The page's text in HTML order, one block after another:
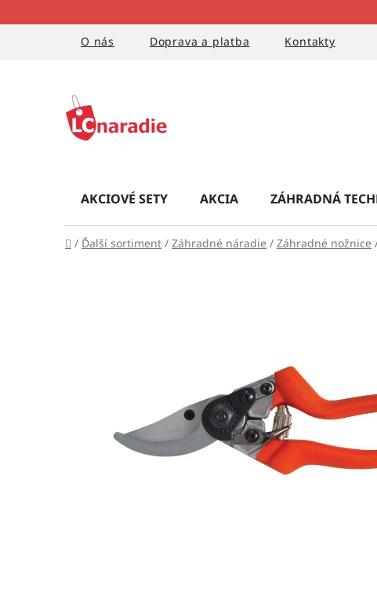
na
O nás
Doprava a platba Kontakty
AKCIOVÉ SETY AKCIA ZÁHRADNÁ
Domov
/ Ďalší sortiment / Záhradné náradie / Záhradné nožnice